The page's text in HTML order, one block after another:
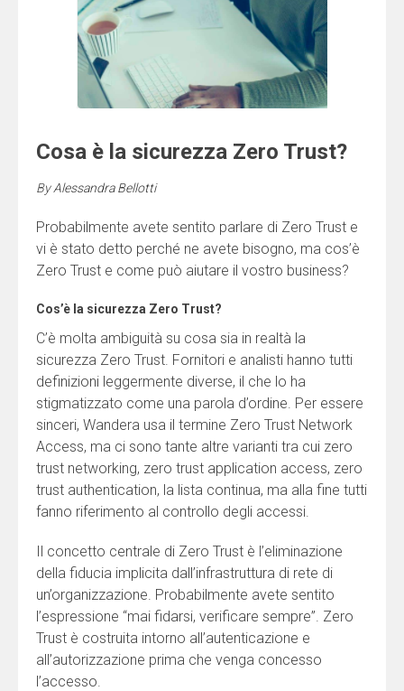
Cosa è la sicurezza Zero Trust?
ByAlessandra Bellotti
Probabilmente avete sentito parlare di Zero Trust e
vi è stato detto perché ne avete bisogno, ma cos’è
Zero Trust e come può aiutare il vostro business?
Cos’è la sicurezza Zero Trust?
C’è molta ambiguità su cosa sia in realtà la
sicurezza Zero Trust. Fornitori e analisti hanno tutti
definizioni leggermente diverse, il che lo ha
stigmatizzato come una parola d’ordine. Per essere
sinceri, Wandera usa il termine Zero Trust Network
Access, ma ci sono tante altre varianti tra cui zero
trust networking, zero trust application access, zero
trust authentication, la lista continua, ma alla fine tutti
fanno riferimento al controllo degli accessi.
Il concetto centrale di Zero Trust è l’eliminazione
della fiducia implicita dall’infrastruttura di rete di
un’organizzazione. Probabilmente avete sentito
l’espressione “mai fidarsi, verificare sempre”. Zero
Trust è costruita intorno all’autenticazione e
all’autorizzazione prima che venga concesso
l’accesso.